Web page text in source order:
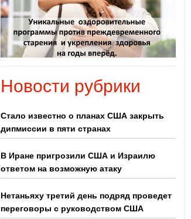
Новости рубрики
Стало известно о планах США закрыть
дипмиссии в пяти странах
В Иране пригрозили США и Израилю
ответом на возможную атаку
Нетаньяху третий день подряд проведет
переговоры с руководством США